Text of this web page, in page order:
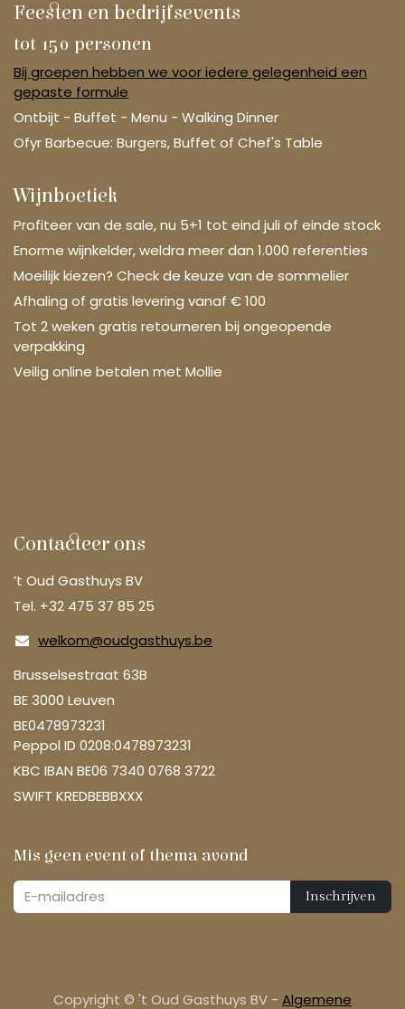
Feesten en bedrijfsevents
tot 150 personen
Bij groepen hebben we voor iedere gelegenheid een
gepaste formule
Ontbijt - Buffet - Menu - Walking Dinner
Ofyr Barbecue: Burgers, Buffet of Chef's Table
Wijnboetiek
Profiteer van de sale, nu 5+1 tot eind juli of einde stock
Enorme wijnkelder, weldra meer dan 1.000 referenties
Moeilijk kiezen? Check de keuze van de sommelier
Afhaling of gratis levering vanaf € 100
Tot 2 weken gratis retourneren bij ongeopende
verpakking
Veilig online betalen met Mollie
Contacteer ons
’t Oud Gasthuys BV
Tel. +32 475 37 85 25
welkom@oudgasthuys.be
Brusselsestraat 63B
BE 3000 Leuven
BE0478973231
Peppol ID 0208:0478973231
KBC IBAN BE06 7340 0768 3722
SWIFT KREDBEBBXXX
Mis geen event of thema avond
Inschrijven
Copyright © 't Oud Gasthuys BV - Algemene